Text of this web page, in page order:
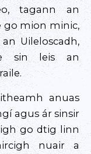
tagann an
go mion minic,
Uileloscadh,
sin leis an
anuas
agus ár sinsir
go dtig linn
nuair a